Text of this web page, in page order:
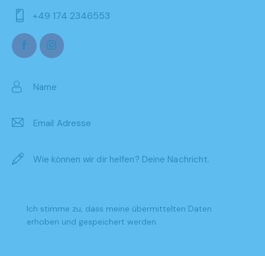
+49 174 2346553
Ich stimme zu, dass meine übermittelten Daten
erhoben und gespeichert werden.